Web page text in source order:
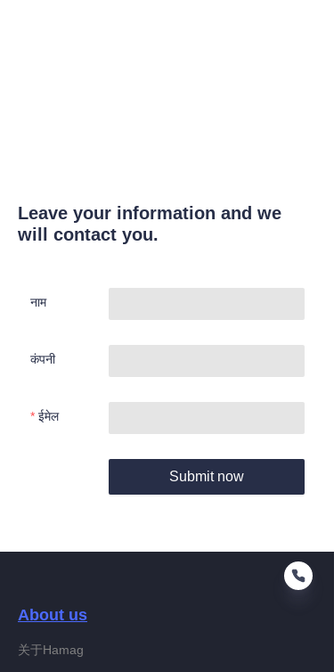
Leave your information and we
will contact you.
नाम
कंपनी
ईमेल
Submit now
About us
关于Hamag